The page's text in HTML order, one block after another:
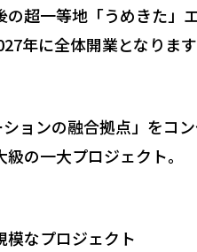
超一等地「うめきた」
年に全体開業となります
ョンの融合拠点」をコ
の一大プロジェクト。
模なプロジェクト